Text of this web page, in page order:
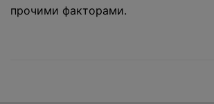
прочими факторами.